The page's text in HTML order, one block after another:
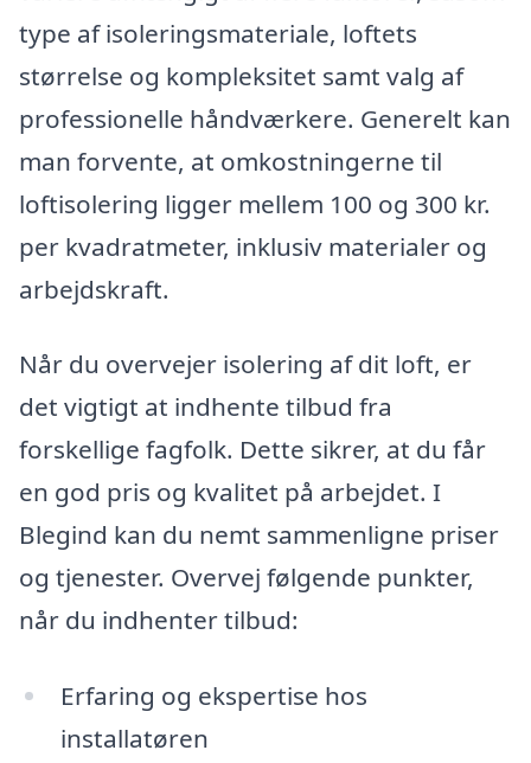
type af isoleringsmateriale, loftets
størrelse og kompleksitet samt valg af
professionelle håndværkere. Generelt kan
man forvente, at omkostningerne til
loftisolering ligger mellem 100 og 300 kr.
per kvadratmeter, inklusiv materialer og
arbejdskraft.
Når du overvejer isolering af dit loft, er
det vigtigt at indhente tilbud fra
forskellige fagfolk. Dette sikrer, at du får
en god pris og kvalitet på arbejdet. I
Blegind kan du nemt sammenligne priser
og tjenester. Overvej følgende punkter,
når du indhenter tilbud:
Erfaring og ekspertise hos
installatøren